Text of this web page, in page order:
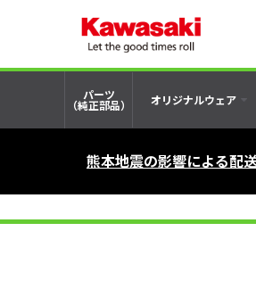
パーツ
（純正部品） オリジナルウェア
熊本地震の影響による配